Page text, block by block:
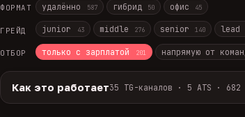
ФОРМАТ удалённо 587 гибрид 50 офис 45
ГРЕЙД junior 43 middle 276 senior 140 lead
ОТБОР только с зарплатой 201 напрямую от
Как это работает35 TG-каналов · 5 ATS ·